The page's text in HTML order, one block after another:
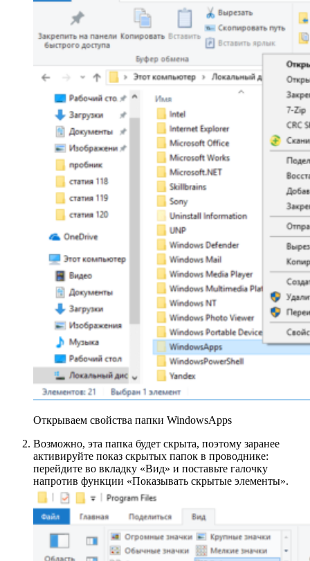
Открываем свойства папки WindowsApps
Возможно, эта папка будет скрыта, поэтому заранее
активируйте показ скрытых папок в проводнике:
перейдите во вкладку «Вид» и поставьте галочку
напротив функции «Показывать скрытые элементы».